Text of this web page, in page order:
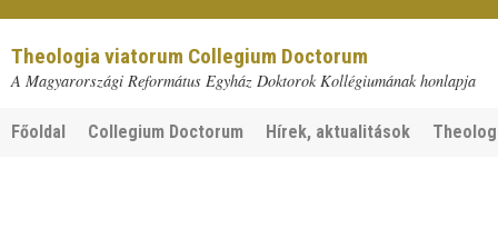
Theologia viatorum Collegium Doctorum
A Magyarországi Református Egyház Doktorok Kollégiumának honlapja
Főoldal Collegium Doctorum Hírek, aktualitások